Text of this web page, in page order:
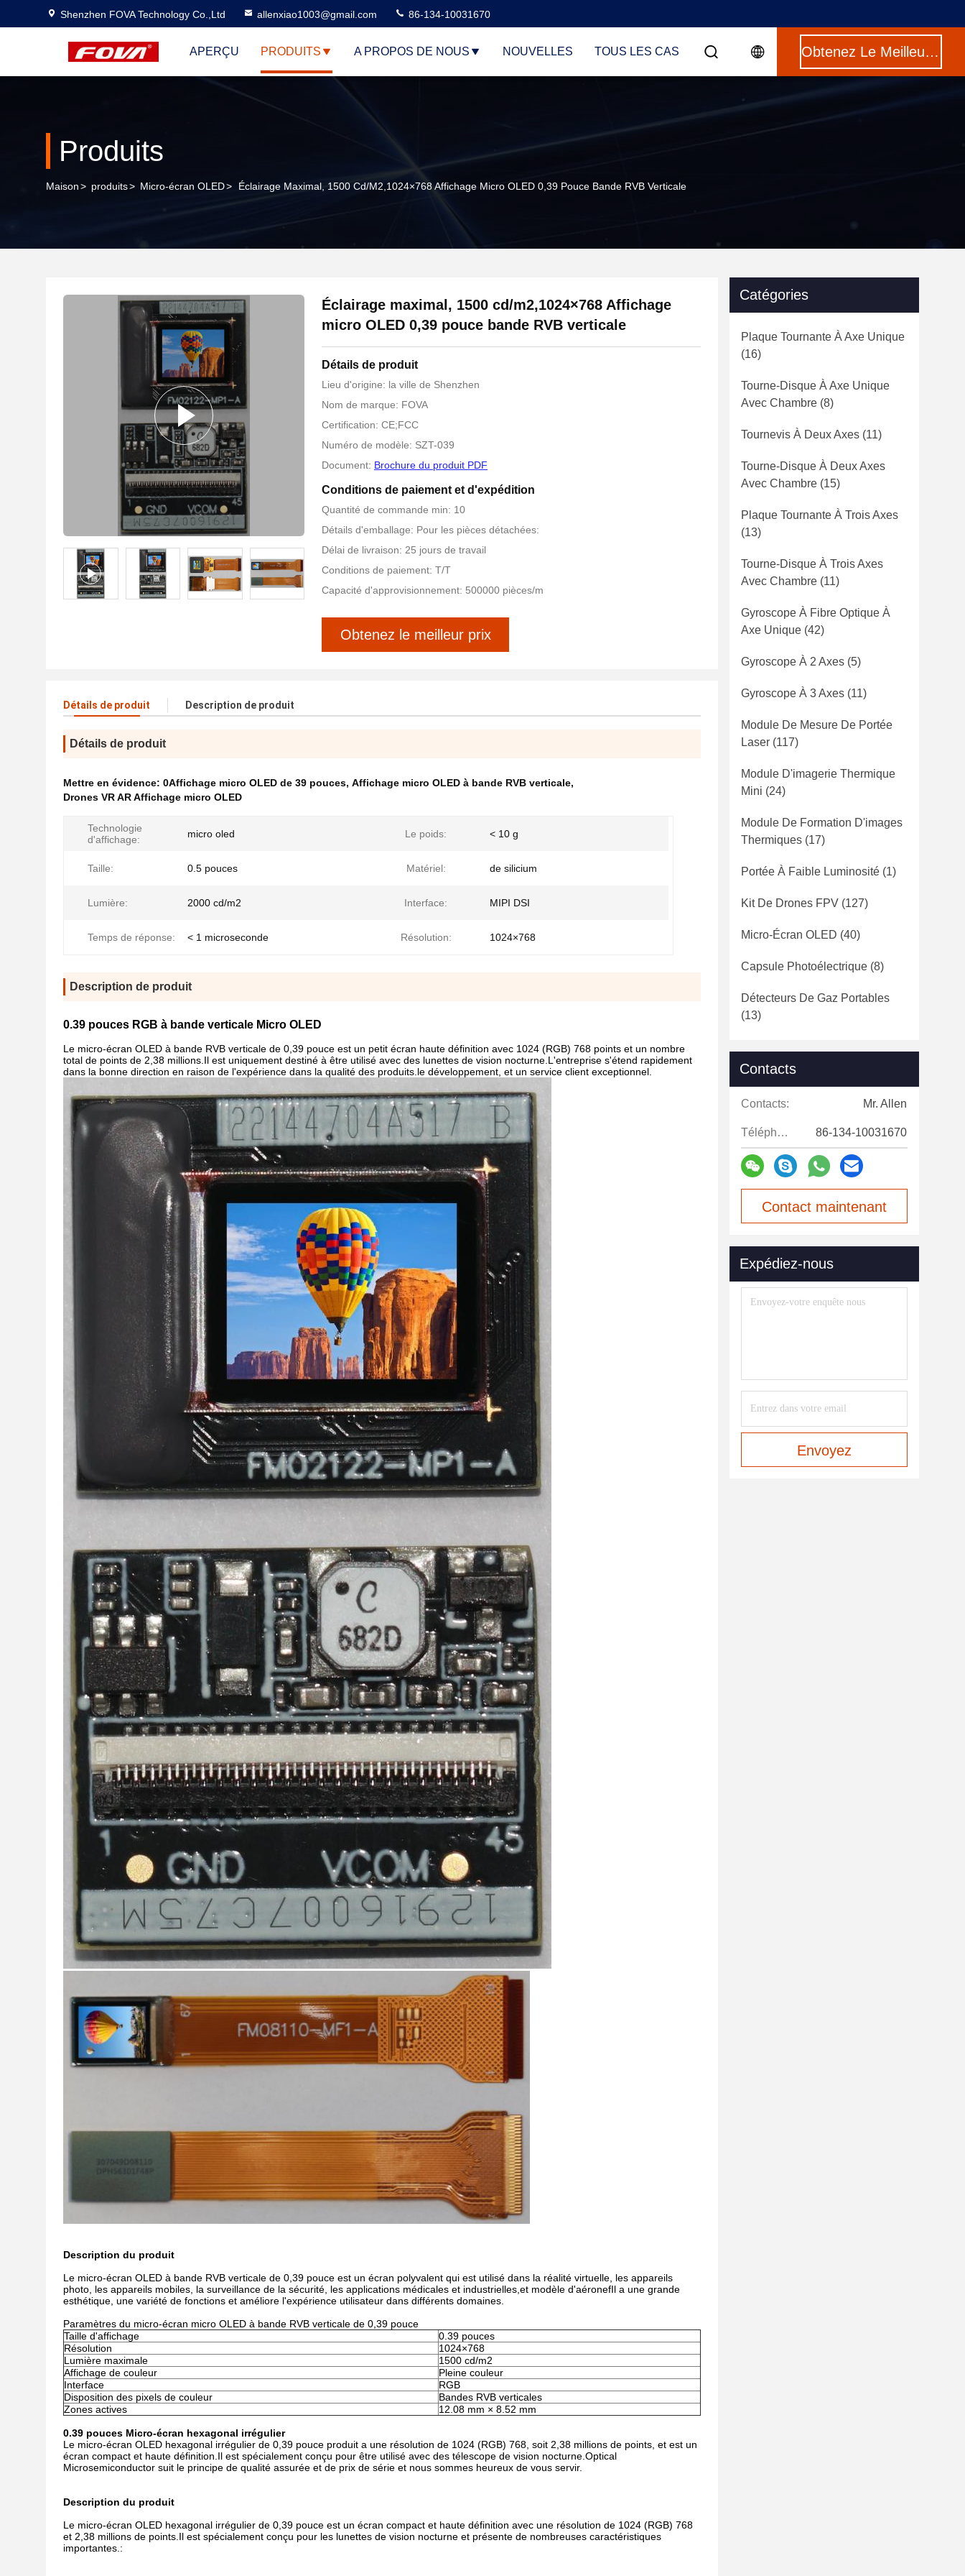
Shenzhen FOVA Technology Co.,Ltd allenxiao1003@gmail.com 86-134-10031670
APERÇU PRODUITS A PROPOS DE NOUS NOUVELLES TOUS LES CAS Obtenez Le Meilleur Prix
Produits
Maison> produits> Micro-écran OLED> Éclairage Maximal, 1500 Cd/m2,1024×768 Affichage Micro OLED 0,39 Pouce Bande RVB Verticale
Éclairage maximal, 1500 cd/m2,1024×768 Affichage
micro OLED 0,39 pouce bande RVB verticale
Détails de produit
Lieu d'origine: la ville de Shenzhen
Nom de marque: FOVA
Certification: CE;FCC
Numéro de modèle: SZT-039
Document: Brochure du produit PDF
Conditions de paiement et d'expédition
Quantité de commande min: 10
Détails d'emballage: Pour les pièces détachées:
Délai de livraison: 25 jours de travail
Conditions de paiement: T/T
Capacité d'approvisionnement: 500000 pièces/m
Obtenez le meilleur prix
Détails de produit Description de produit
Détails de produit
Mettre en évidence: 0Affichage micro OLED de 39 pouces, Affichage micro OLED à bande RVB verticale,
Drones VR AR Affichage micro OLED
Technologie
d'affichage:
micro oled Le poids: < 10 g
Taille: 0.5 pouces Matériel: de silicium
Lumière: 2000 cd/m2 Interface: MIPI DSI
Temps de réponse: < 1 microseconde Résolution: 1024×768
Description de produit
0.39 pouces RGB à bande verticale Micro OLED
Le micro-écran OLED à bande RVB verticale de 0,39 pouce est un petit écran haute définition avec 1024 (RGB) 768 points et un nombre
total de points de 2,38 millions.Il est uniquement destiné à être utilisé avec des lunettes de vision nocturne.L'entreprise s'étend rapidement
dans la bonne direction en raison de l'expérience dans la qualité des produits.le développement, et un service client exceptionnel.
Description du produit
Le micro-écran OLED à bande RVB verticale de 0,39 pouce est un écran polyvalent qui est utilisé dans la réalité virtuelle, les appareils
photo, les appareils mobiles, la surveillance de la sécurité, les applications médicales et industrielles,et modèle d'aéronefIl a une grande
esthétique, une variété de fonctions et améliore l'expérience utilisateur dans différents domaines.
Paramètres du micro-écran micro OLED à bande RVB verticale de 0,39 pouce
Taille d'affichage
0.39 pouces
Résolution
1024×768
Lumière maximale
1500 cd/m2
Affichage de couleur
Pleine couleur
Interface
RGB
Disposition des pixels de couleur
Bandes RVB verticales
Zones actives
12.08 mm × 8.52 mm
0.39 pouces Micro-écran hexagonal irrégulier
Le micro-écran OLED hexagonal irrégulier de 0,39 pouce produit a une résolution de 1024 (RGB) 768, soit 2,38 millions de points, et est un
écran compact et haute définition.Il est spécialement conçu pour être utilisé avec des télescope de vision nocturne.Optical
Microsemiconductor suit le principe de qualité assurée et de prix de série et nous sommes heureux de vous servir.
Description du produit
Le micro-écran OLED hexagonal irrégulier de 0,39 pouce est un écran compact et haute définition avec une résolution de 1024 (RGB) 768
et 2,38 millions de points.Il est spécialement conçu pour les lunettes de vision nocturne et présente de nombreuses caractéristiques
importantes.:
Catégories
Plaque Tournante À Axe Unique
(16)
Tourne-Disque À Axe Unique
Avec Chambre (8)
Tournevis À Deux Axes (11)
Tourne-Disque À Deux Axes
Avec Chambre (15)
Plaque Tournante À Trois Axes
(13)
Tourne-Disque À Trois Axes
Avec Chambre (11)
Gyroscope À Fibre Optique À
Axe Unique (42)
Gyroscope À 2 Axes (5)
Gyroscope À 3 Axes (11)
Module De Mesure De Portée
Laser (117)
Module D'imagerie Thermique
Mini (24)
Module De Formation D'images
Thermiques (17)
Portée À Faible Luminosité (1)
Kit De Drones FPV (127)
Micro-Écran OLED (40)
Capsule Photoélectrique (8)
Détecteurs De Gaz Portables
(13)
Contacts
Contacts: Mr. Allen
Téléphone: 86-134-10031670
Contact maintenant
Expédiez-nous
Envoyez